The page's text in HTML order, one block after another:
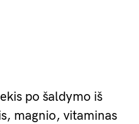
po šaldymo iš
magnio, vitaminas